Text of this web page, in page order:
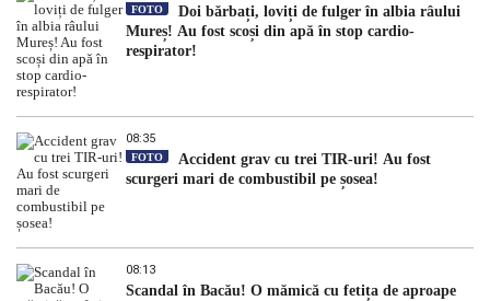
FOTO
Doi bărbați, loviți de fulger în albia râului
Mureș! Au fost scoși din apă în stop cardio-
respirator!
08:35
FOTO
Accident grav cu trei TIR-uri! Au fost
scurgeri mari de combustibil pe șosea!
08:13
Scandal în Bacău! O mămică cu fetița de aproape